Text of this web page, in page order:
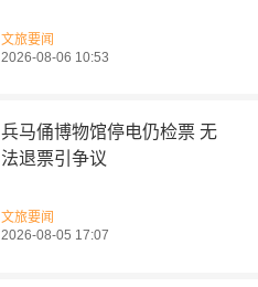
文旅要闻
2026-08-06 10:53
兵马俑博物馆停电仍检票 无
法退票引争议
文旅要闻
2026-08-05 17:07